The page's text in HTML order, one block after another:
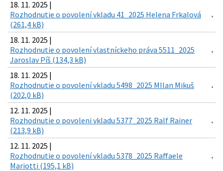
18. 11. 2025 |
Rozhodnutie o povolení vkladu 41_2025 Helena Frkalová
(261,4 kB)
18. 11. 2025 |
Rozhodnutie o povolení vlastníckeho práva 5511_2025
Jaroslav Píš (134,3 kB)
18. 11. 2025 |
Rozhodnutie o povolení vkladu 5498_2025 MIlan Mikuš
(202,0 kB)
12. 11. 2025 |
Rozhodnutie o povoleni vkladu 5377_2025 Ralf Rainer
(213,9 kB)
12. 11. 2025 |
Rozhodnutie o povolení vkladu 5378_2025 Raffaele
Mariotti (195,1 kB)